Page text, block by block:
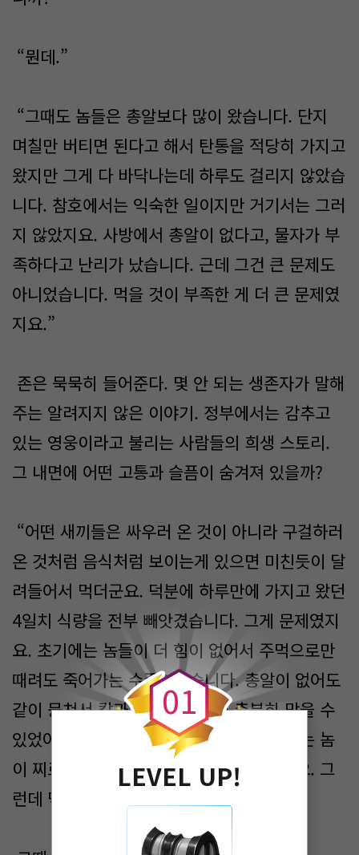
“뭔데.”
“그때도 놈들은 총알보다 많이 왔습니다. 단지
며칠만 버티면 된다고 해서 탄통을 적당히 가지고
왔지만 그게 다 바닥나는데 하루도 걸리지 않았습
니다. 참호에서는 익숙한 일이지만 거기서는 그러
지 않았지요. 사방에서 총알이 없다고, 물자가 부
족하다고 난리가 났습니다. 근데 그건 큰 문제도
아니었습니다. 먹을 것이 부족한 게 더 큰 문제였
지요.”
존은 묵묵히 들어준다. 몇 안 되는 생존자가 말해
주는 알려지지 않은 이야기. 정부에서는 감추고
있는 영웅이라고 불리는 사람들의 희생 스토리.
그 내면에 어떤 고통과 슬픔이 숨겨져 있을까?
“어떤 새끼들은 싸우러 온 것이 아니라 구걸하러
온 것처럼 음식처럼 보이는게 있으면 미친듯이 달
려들어서 먹더군요. 덕분에 하루만에 가지고 왔던
4일치 식량을 전부 빼앗겼습니다. 그게 문제였지
요. 초기에는 놈들이 더 힘이 없어서 주먹으로만
때려도 죽어가는 수준이었습니다. 총알이 없어도
같이 뭉쳐서 칼과 도끼로 때리면 충분히 막을 수
있었어요. 그때도 갑옷은 있었으니 힘도 없는 놈
이 찌르는 단검이나 송곳은 가볍게 막았지요. 그
런데 먹을게 없어서 문제였습니다.”
0
0
1
LEVEL UP!